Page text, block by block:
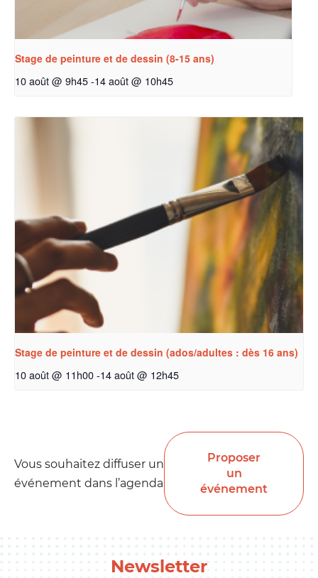
Stage de peinture et de dessin (8-15 ans)
10 août @ 9h45-14 août @ 10h45
Stage de peinture et de dessin (ados/adultes : dès 16 ans)
10 août @ 11h00-14 août @ 12h45
Vous souhaitez diffuser un
événement dans l’agenda
Proposer
un
événement
Newsletter